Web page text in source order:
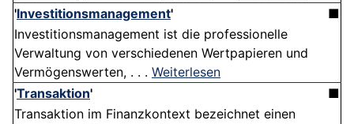
'Investitionsmanagement'
■
Investitionsmanagement ist die professionelle
Verwaltung von verschiedenen Wertpapieren und
Vermögenswerten, . . . Weiterlesen
'Transaktion'
■
Transaktion im Finanzkontext bezeichnet einen